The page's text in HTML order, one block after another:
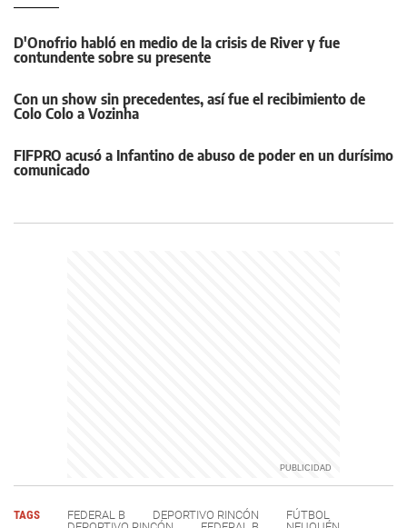
D'Onofrio habló en medio de la crisis de River y fue
contundente sobre su presente
Con un show sin precedentes, así fue el recibimiento de
Colo Colo a Vozinha
FIFPRO acusó a Infantino de abuso de poder en un durísimo
comunicado
TAGS FEDERAL B DEPORTIVO RINCÓN
FÚTBOL